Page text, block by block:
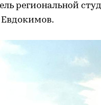
региональной